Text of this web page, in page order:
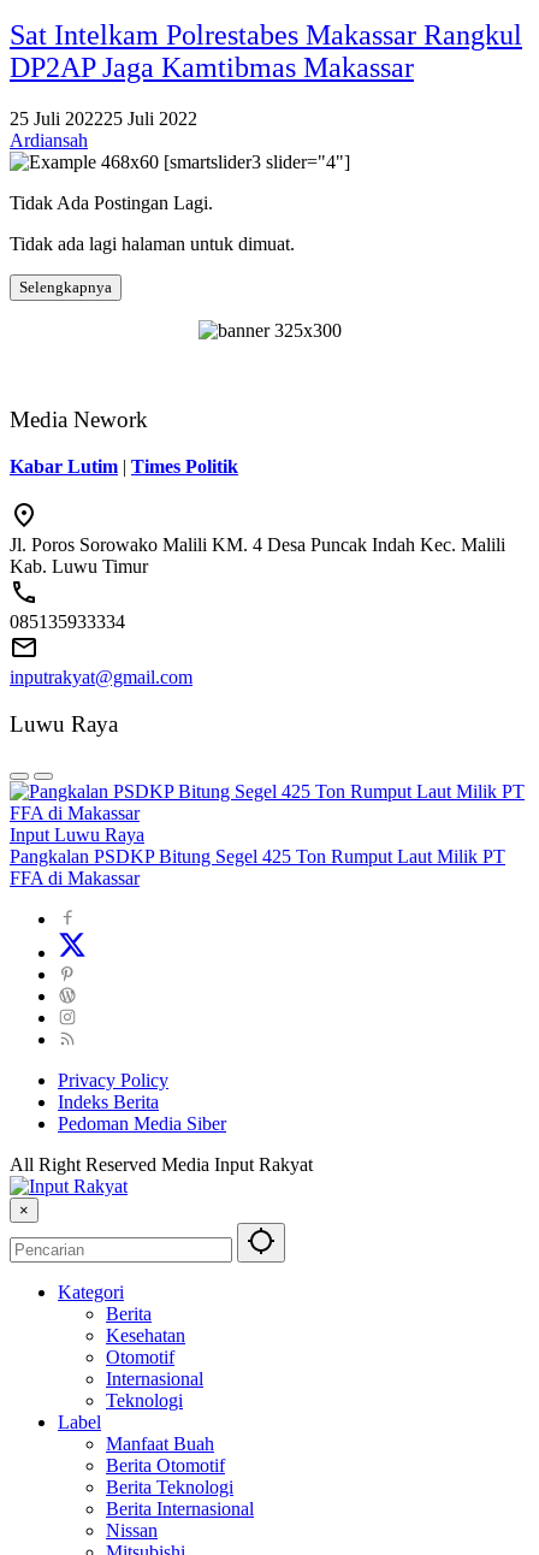
Sat Intelkam Polrestabes Makassar Rangkul
DP2AP Jaga Kamtibmas Makassar
25 Juli 202225 Juli 2022
Ardiansah
[smartslider3 slider="4"]
Tidak Ada Postingan Lagi.
Tidak ada lagi halaman untuk dimuat.
Selengkapnya
Media Nework
Kabar Lutim | Times Politik
Jl. Poros Sorowako Malili KM. 4 Desa Puncak Indah Kec. Malili
Kab. Luwu Timur
085135933334
inputrakyat@gmail.com
Luwu Raya
Input Luwu Raya
Pangkalan PSDKP Bitung Segel 425 Ton Rumput Laut Milik PT
FFA di Makassar
Privacy Policy
Indeks Berita
Pedoman Media Siber
All Right Reserved Media Input Rakyat
×
Kategori
Berita
Kesehatan
Otomotif
Internasional
Teknologi
Label
Manfaat Buah
Berita Otomotif
Berita Teknologi
Berita Internasional
Nissan